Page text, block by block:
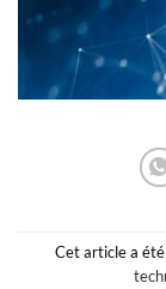
Cet article a